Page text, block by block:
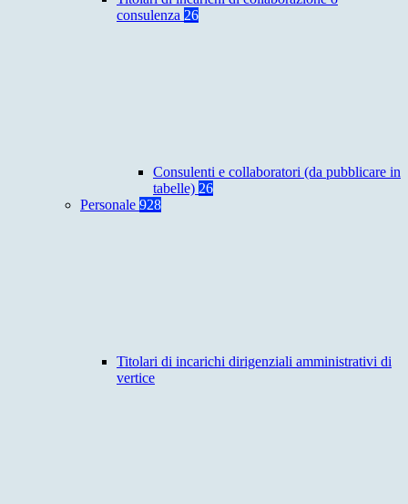
consulenza 26
Consulenti e collaboratori (da pubblicare in
tabelle) 26
Personale 928
Titolari di incarichi dirigenziali amministrativi di
vertice